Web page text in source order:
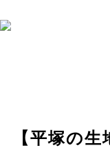
【平塚の